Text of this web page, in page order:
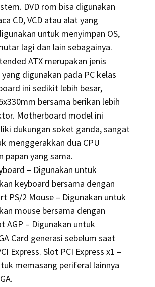
DVD rom bisa digunakan
CD, VCD atau alat yang
untuk menyimpan OS,
lagi dan lain sebagainya.
ATX merupakan jenis
digunakan pada PC kelas
ini sedikit lebih besar,
bersama berikan lebih
Motherboard model ini
dukungan soket ganda, sangat
menggerakkan dua CPU
papan yang sama.
– Digunakan untuk
keyboard bersama dengan
PS/2 Mouse – Digunakan untuk
mouse bersama dengan
AGP – Digunakan untuk
Card generasi sebelum saat
Express. Slot PCI Express x1 –
memasang periferal lainnya